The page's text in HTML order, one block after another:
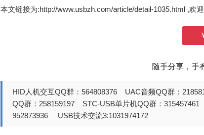
本文链接为:http://www.usbzh.com/article/detail-1035.html ,欢
随手分享，手
HID人机交互QQ群：564808376 UAC音频QQ群：
QQ群：258159197 STC-USB单片机QQ群：
952873936 USB技术交流3:1031974172